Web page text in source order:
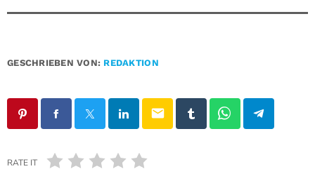
GESCHRIEBEN VON: REDAKTION
email
RATE IT